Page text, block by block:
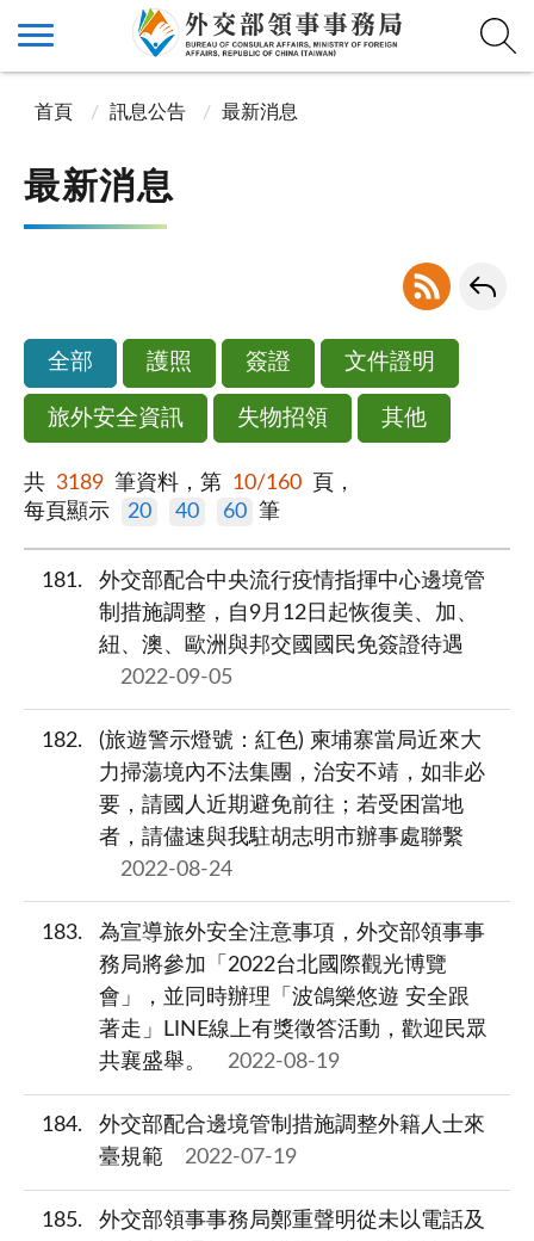
首頁 訊息公告 最新消息
最新消息
全部 護照 簽證 文件證明
旅外安全資訊 失物招領 其他
共 3189 筆資料，第 10/160
頁，
每頁顯示
20 40 60 筆
181
外交部配合中央流行疫情指揮中心邊境管
制措施調整，自9月12日起恢復美、加、
紐、澳、歐洲與邦交國國民免簽證待遇
2022-09-05
182
(旅遊警示燈號：紅色) 柬埔寨當局近來大
力掃蕩境內不法集團，治安不靖，如非必
要，請國人近期避免前往；若受困當地
者，請儘速與我駐胡志明市辦事處聯繫
2022-08-24
183
為宣導旅外安全注意事項，外交部領事事
務局將參加「2022台北國際觀光博覽
會」，並同時辦理「波鴿樂悠遊 安全跟
著走」LINE線上有獎徵答活動，歡迎民眾
共襄盛舉。
2022-08-19
184
外交部配合邊境管制措施調整外籍人士來
臺規範
2022-07-19
185
外交部領事事務局鄭重聲明從未以電話及